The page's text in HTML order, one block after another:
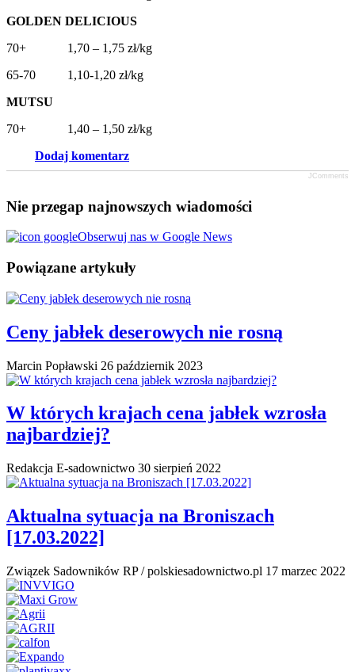
GOLDEN DELICIOUS
70+ 1,70 – 1,75 zł/kg
65-70 1,10-1,20 zł/kg
MUTSU
70+ 1,40 – 1,50 zł/kg
Dodaj komentarz
JComments
Nie przegap najnowszych wiadomości
Obserwuj nas w Google News
Powiązane artykuły
Ceny jabłek deserowych nie rosną
Marcin Popławski 26 październik 2023
W których krajach cena jabłek wzrosła
najbardziej?
Redakcja E-sadownictwo 30 sierpień 2022
Aktualna sytuacja na Broniszach
[17.03.2022]
Związek Sadowników RP / polskiesadownictwo.pl 17 marzec 2022